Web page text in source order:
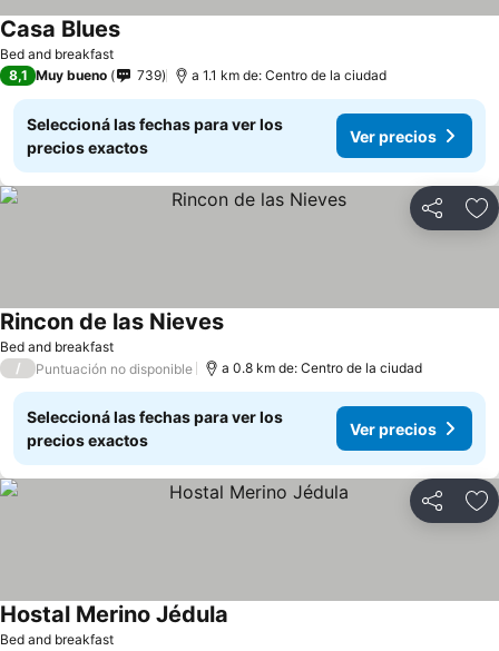
Bed and breakfast
Casa BluesVer precios
8,1 Muy bueno 739 a 1.1 km de: Centro de la ciudad
Seleccioná las fechas para ver los
precios exactos
Ver precios
Compartir
Bed and breakfast
Rincon de las NievesVer precios
/ Puntuación no disponible a 0.8 km de: Centro de la ciudad
Seleccioná las fechas para ver los
precios exactos
Ver precios
Compartir
Bed and breakfast
Hostal Merino Jédula